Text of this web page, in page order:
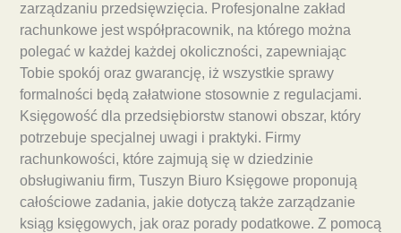
zarządzaniu przedsięwzięcia. Profesjonalne zakład
rachunkowe jest współpracownik, na którego można
polegać w każdej każdej okoliczności, zapewniając
Tobie spokój oraz gwarancję, iż wszystkie sprawy
formalności będą załatwione stosownie z regulacjami.
Księgowość dla przedsiębiorstw stanowi obszar, który
potrzebuje specjalnej uwagi i praktyki. Firmy
rachunkowości, które zajmują się w dziedzinie
obsługiwaniu firm, Tuszyn Biuro Księgowe proponują
całościowe zadania, jakie dotyczą także zarządzanie
ksiąg księgowych, jak oraz porady podatkowe. Z pomocą